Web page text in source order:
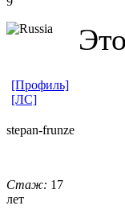
[Профиль]
[ЛС]
stepan-frunz​e
Стаж: 17
лет